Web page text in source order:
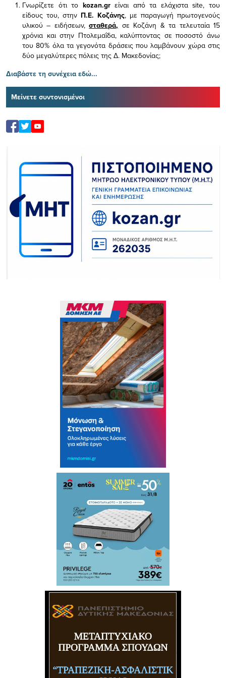
Γνωρίζετε ότι το kozan.gr είναι από τα ελάχισταsite, του
είδους του, στην Π.Ε. Κοζάνης, με παραγωγή πρωτογενούς
υλικού – ειδήσεων,σταθερά, σε Κοζάνη & τα τελευταία 15
χρόνια και στην Πτολεμαΐδα, καλύπτοντας σε ποσοστό άνω
του 80% όλα τα γεγονότα δράσεις που λαμβάνουν χώρα στις
δύο μεγαλύτερες πόλεις της Δ. Μακεδονίας;
Διαβάστε τη συνέχεια εδώ...
Μείνετε συντονισμένοι